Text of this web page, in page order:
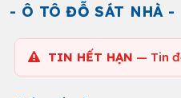
- Ô TÔ ĐỖ SÁT NHÀ -
TIN HẾT HẠN — Tin